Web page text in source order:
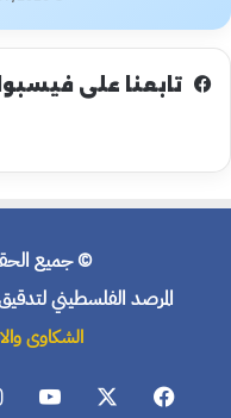
تابعنا على
© جميع
المرصد الفلسطيني لتدقيق
الشكاوى
فيسبوك